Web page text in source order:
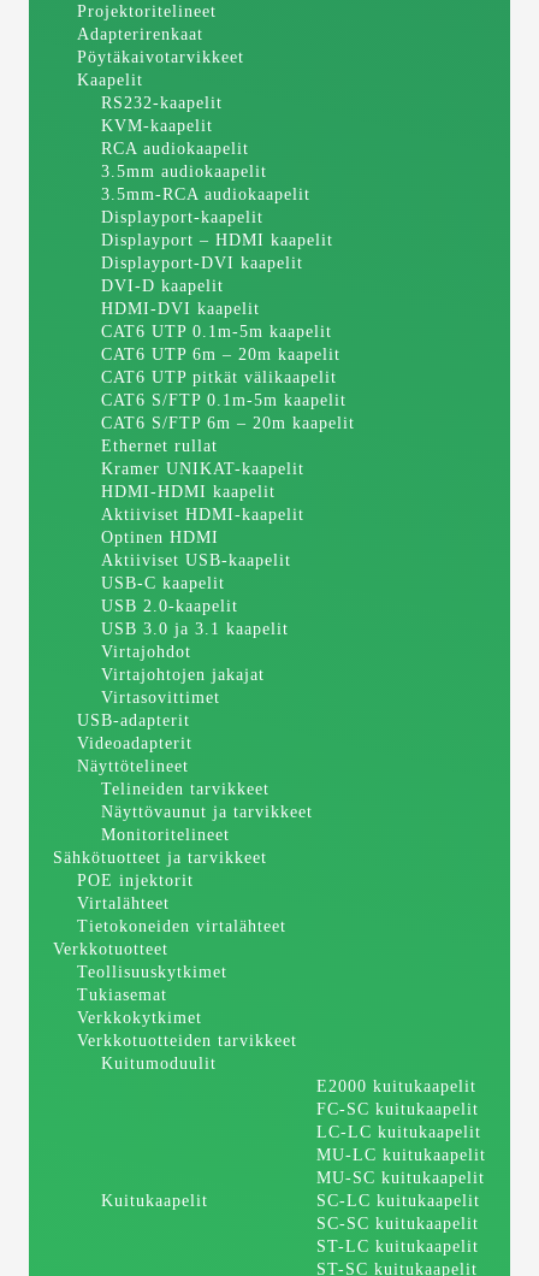
Projektoritelineet
Adapterirenkaat
Pöytäkaivotarvikkeet
Kaapelit
RS232-kaapelit
KVM-kaapelit
RCA audiokaapelit
3.5mm audiokaapelit
3.5mm-RCA audiokaapelit
Displayport-kaapelit
Displayport – HDMI kaapelit
Displayport-DVI kaapelit
DVI-D kaapelit
HDMI-DVI kaapelit
CAT6 UTP 0.1m-5m kaapelit
CAT6 UTP 6m – 20m kaapelit
CAT6 UTP pitkät välikaapelit
CAT6 S/FTP 0.1m-5m kaapelit
CAT6 S/FTP 6m – 20m kaapelit
Ethernet rullat
Kramer UNIKAT-kaapelit
HDMI-HDMI kaapelit
Aktiiviset HDMI-kaapelit
Optinen HDMI
Aktiiviset USB-kaapelit
USB-C kaapelit
USB 2.0-kaapelit
USB 3.0 ja 3.1 kaapelit
Virtajohdot
Virtajohtojen jakajat
Virtasovittimet
USB-adapterit
Videoadapterit
Näyttötelineet
Telineiden tarvikkeet
Näyttövaunut ja tarvikkeet
Monitoritelineet
Sähkötuotteet ja tarvikkeet
POE injektorit
Virtalähteet
Tietokoneiden virtalähteet
Verkkotuotteet
Teollisuuskytkimet
Tukiasemat
Verkkokytkimet
Verkkotuotteiden tarvikkeet
Kuitumoduulit
Kuitukaapelit
E2000 kuitukaapelit
FC-SC kuitukaapelit
LC-LC kuitukaapelit
MU-LC kuitukaapelit
MU-SC kuitukaapelit
SC-LC kuitukaapelit
SC-SC kuitukaapelit
ST-LC kuitukaapelit
ST-SC kuitukaapelit